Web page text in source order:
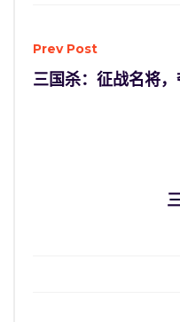
Prev Post
三国杀：征战名将